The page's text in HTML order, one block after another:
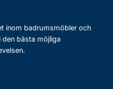
inom badrumsmöbler och
bästa möjliga